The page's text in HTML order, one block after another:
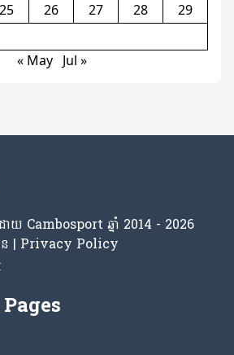
25 26 27 28
29
« May Jul »
ោយ​ Cambosport ឆ្នាំ 2014 - 2026
| Privacy Policy